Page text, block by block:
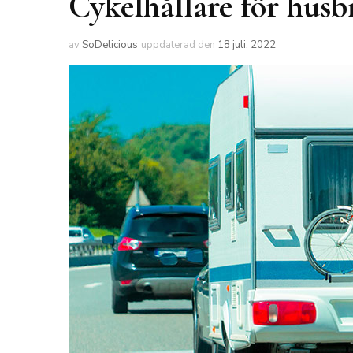
av SoDelicious uppdaterad den 18 juli, 2022